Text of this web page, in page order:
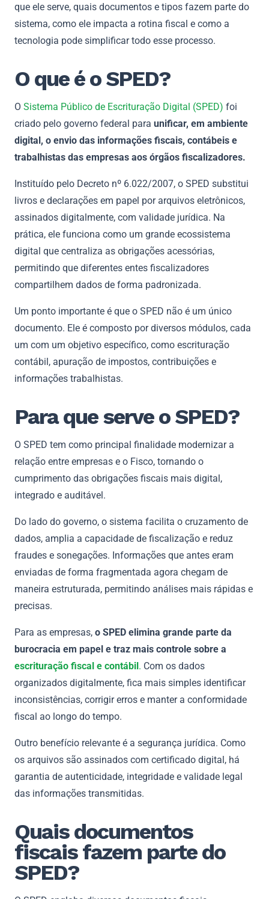
que ele serve, quais documentos e tipos fazem parte do
sistema, como ele impacta a rotina fiscal e como a
tecnologia pode simplificar todo esse processo.
O que é o SPED?
O Sistema Público de Escrituração Digital (SPED) foi
criado pelo governo federal para unificar, em ambiente
digital, o envio das informações fiscais, contábeis e
trabalhistas das empresas aos órgãos fiscalizadores.
Instituído pelo Decreto nº 6.022/2007, o SPED substitui
livros e declarações em papel por arquivos eletrônicos,
assinados digitalmente, com validade jurídica. Na
prática, ele funciona como um grande ecossistema
digital que centraliza as obrigações acessórias,
permitindo que diferentes entes fiscalizadores
compartilhem dados de forma padronizada.
Um ponto importante é que o SPED não é um único
documento. Ele é composto por diversos módulos, cada
um com um objetivo específico, como escrituração
contábil, apuração de impostos, contribuições e
informações trabalhistas.
Para que serve o SPED?
O SPED tem como principal finalidade modernizar a
relação entre empresas e o Fisco, tornando o
cumprimento das obrigações fiscais mais digital,
integrado e auditável.
Do lado do governo, o sistema facilita o cruzamento de
dados, amplia a capacidade de fiscalização e reduz
fraudes e sonegações. Informações que antes eram
enviadas de forma fragmentada agora chegam de
maneira estruturada, permitindo análises mais rápidas e
precisas.
Para as empresas, o SPED elimina grande parte da
burocracia em papel e traz mais controle sobre a
escrituração fiscal e contábil. Com os dados
organizados digitalmente, fica mais simples identificar
inconsistências, corrigir erros e manter a conformidade
fiscal ao longo do tempo.
Outro benefício relevante é a segurança jurídica. Como
os arquivos são assinados com certificado digital, há
garantia de autenticidade, integridade e validade legal
das informações transmitidas.
Quais documentos
fiscais fazem parte do
SPED?